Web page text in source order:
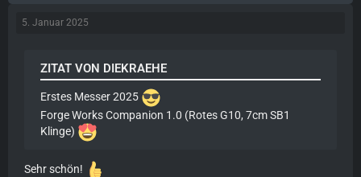
5. Januar 2025
ZITAT VON DIEKRAEHE
Erstes Messer 2025
Forge Works Companion 1.0 (Rotes G10, 7cm SB1
Klinge)
Sehr schön!